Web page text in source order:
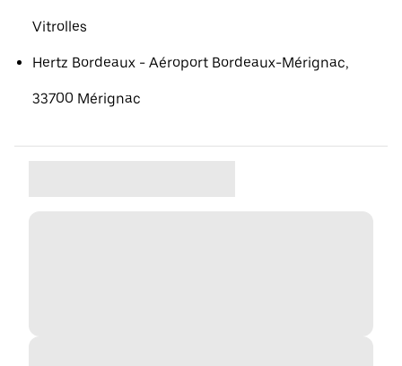
Vitrolles
Hertz Bordeaux - Aéroport Bordeaux-Mérignac,
33700 Mérignac